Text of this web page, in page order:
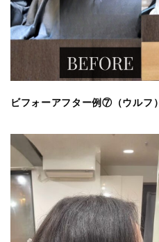
ビフォーアフター例⑦（ウルフ）